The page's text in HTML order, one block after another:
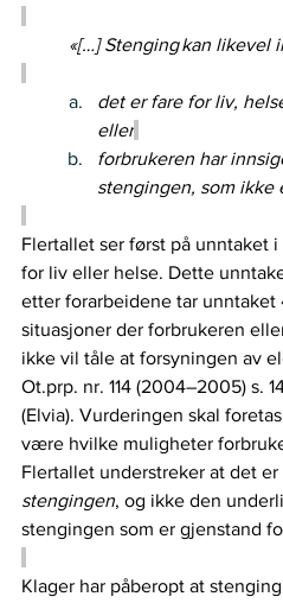
«[…] Stenging kan likevel
det er fare for liv,
eller
forbrukeren har
stengingen, som ikke
Flertallet ser først på unntaket
for liv eller helse. Dette
etter forarbeidene tar unntaket
situasjoner der forbrukeren
ikke vil tåle at forsyningen av
Ot.prp. nr. 114 (2004–2005) s.
(Elvia). Vurderingen skal
være hvilke muligheter
Flertallet understreker at det er
stengingen, og ikke den
stengingen som er gjenstand
Klager har påberopt at